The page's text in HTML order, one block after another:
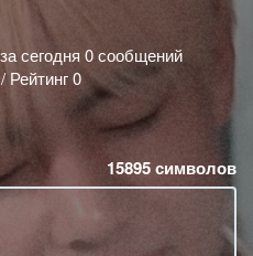
сегодня 0 сообщений
Рейтинг 0
15895символов